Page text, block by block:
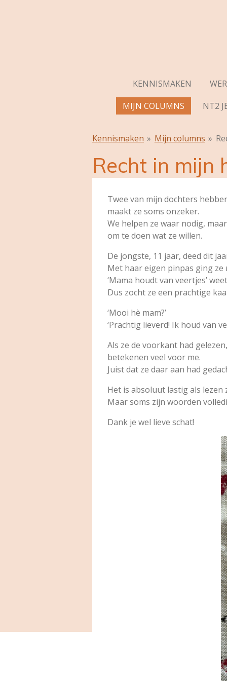
KENNISMAKEN
MIJN COLUMNS
NT2
Kennismaken » Mijn columns »
Recht in mijn
Twee van mijn dochters
maakt ze soms onzeker.
We helpen ze waar nodig,
om te doen wat ze willen.
De jongste, 11 jaar, deed dit
Met haar eigen pinpas ging
‘Mama houdt van veertjes’
Dus zocht ze een prachtige
‘Mooi hè mam?’
‘Prachtig lieverd! Ik houd van
Als ze de voorkant had
betekenen veel voor me.
Juist dat ze daar aan had
Het is absoluut lastig als lezen
Maar soms zijn woorden
Dank je wel lieve schat!